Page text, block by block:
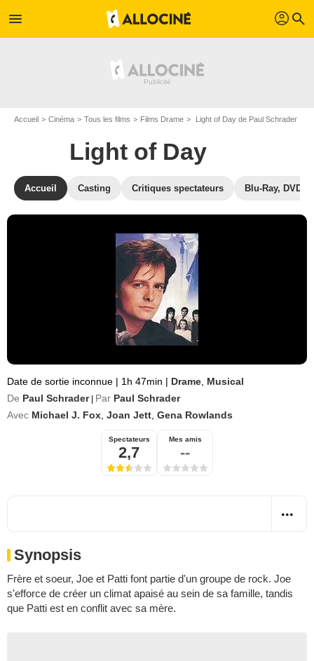
menu profil search
Accueil Cinéma Tous les films Films Drame Light of Day de Paul Schrader
Light of Day
Accueil Casting Critiques spectateurs Blu-Ray, DVD
Date de sortie inconnue | 1h 47min | Drame Musical
De Paul Schrader Par Paul Schrader
Avec Michael J. Fox Joan Jett Gena Rowlands
Spectateurs
2,7
Mes amis
--
Synopsis
Frère et soeur, Joe et Patti font partie d'un groupe de rock. Joe
s'efforce de créer un climat apaisé au sein de sa famille, tandis
que Patti est en conflit avec sa mère.